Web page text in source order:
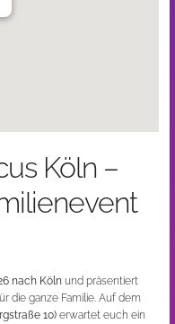
Köln –
nach Köln und präsentiert
die ganze Familie. Auf dem
10) erwartet euch ein